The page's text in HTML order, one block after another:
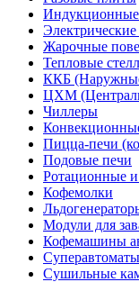
Жарочные
Тепловые
ККБ
ЦХМ
Чиллеры
Пицца-печи
Подовые печи
Ротационные
Кофемолки
Модули для
Кофемашины
Суперавтоматы
Сушильные